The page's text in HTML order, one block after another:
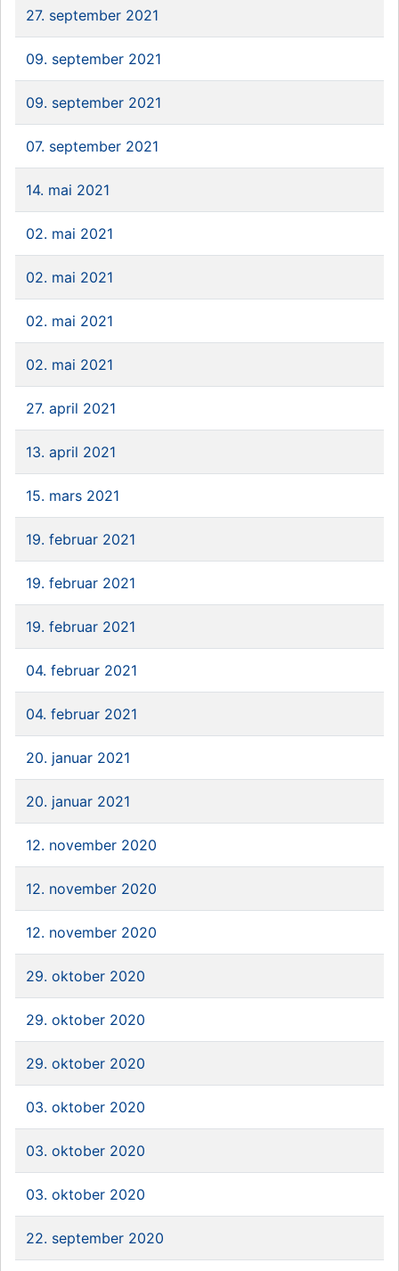
27. september 2021
09. september 2021
09. september 2021
07. september 2021
14. mai 2021
02. mai 2021
02. mai 2021
02. mai 2021
02. mai 2021
27. april 2021
13. april 2021
15. mars 2021
19. februar 2021
19. februar 2021
19. februar 2021
04. februar 2021
04. februar 2021
20. januar 2021
20. januar 2021
12. november 2020
12. november 2020
12. november 2020
29. oktober 2020
29. oktober 2020
29. oktober 2020
03. oktober 2020
03. oktober 2020
03. oktober 2020
22. september 2020